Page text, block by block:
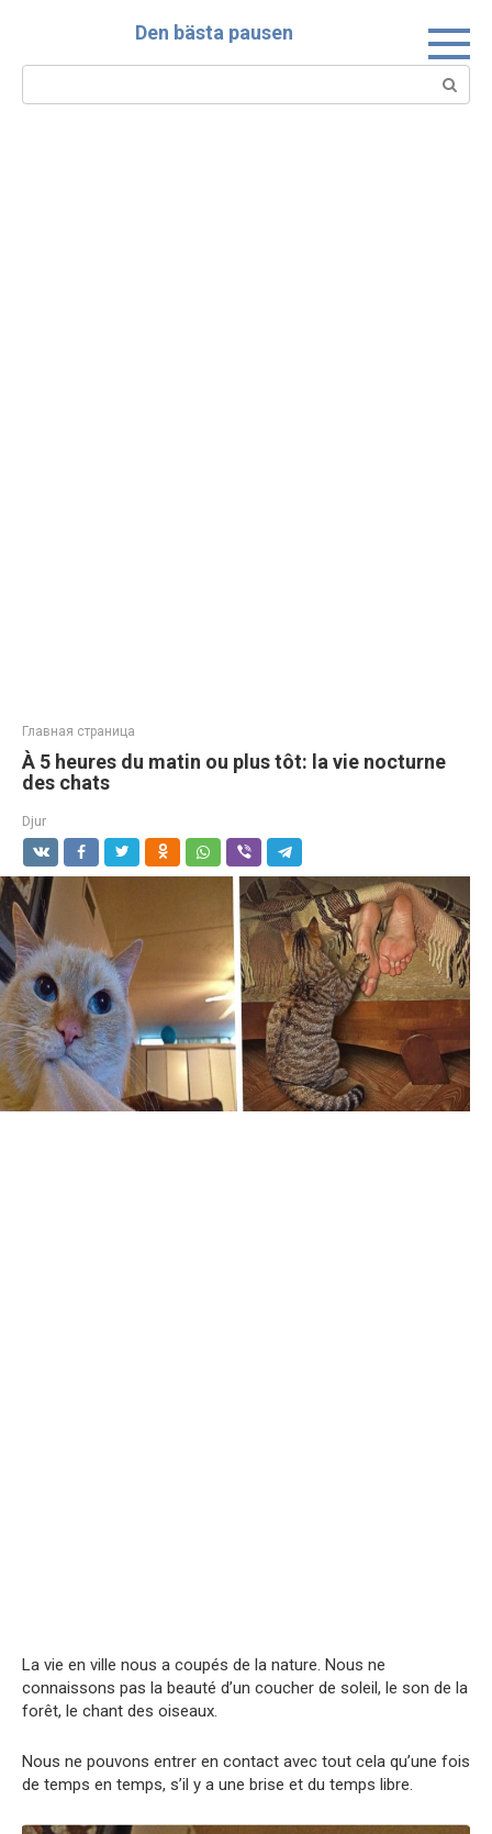
Den bästa pausen
Search:
Главная страница
À 5 heures du matin ou plus tôt: la vie nocturne
des chats
Djur
La vie en ville nous a coupés de la nature. Nous ne
connaissons pas la beauté d’un coucher de soleil, le son de la
forêt, le chant des oiseaux.
Nous ne pouvons entrer en contact avec tout cela qu’une fois
de temps en temps, s’il y a une brise et du temps libre.